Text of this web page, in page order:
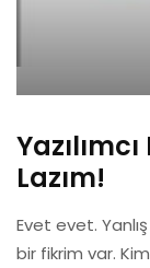
Lazım!
Evet evet.
bir fikrim var.